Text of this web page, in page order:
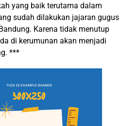
yang baik terutama dalam
sudah dilakukan jajaran gugus
Karena tidak menutup
di kerumunan akan menjadi
***